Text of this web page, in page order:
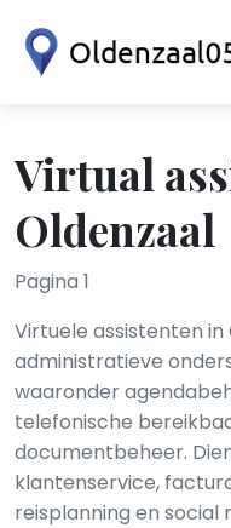
Virtual
Oldenzaal
Pagina 1
Virtuele assistenten in
administratieve
waaronder
telefonische
documentbeheer.
klantenservice,
reisplanning en